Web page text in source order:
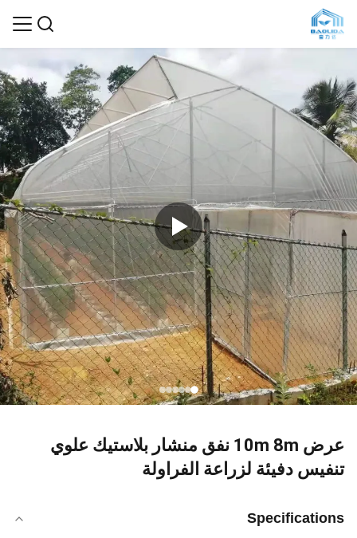
عرض 10m 8m نفق منشار بلاستيك علوي
تنفيس دفيئة لزراعة الفراولة
Specifications